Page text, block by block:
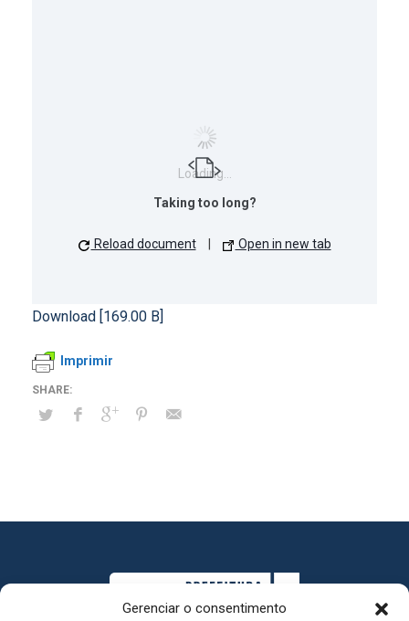
Gerenciar o consentimento
Loading…
Taking too long?
Reload document Open in new tab
Download [169.00 B]
Imprimir